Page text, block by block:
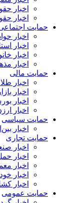
اخبار
اخبار
حمایت
اخبار
اخبار
اخبار
اخبار
حمایت مالی
اخبار
اخبار بازار
اخبار
اخبار
حمایت سیاسی
اخبار
حمایت تجاری
اخبار
اخبار
اخبار
اخبار
اخبار
حمایت عمومی